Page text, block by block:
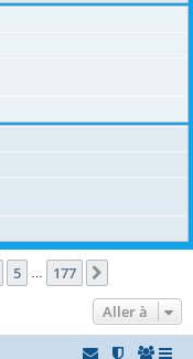
5 177
Aller à